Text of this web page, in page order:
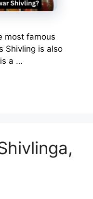
most famous
Shivling is also
a …